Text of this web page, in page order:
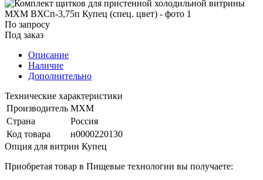
По запросу
Под заказ
Описание
Наличие
Дополнительно
Технические характеристики
Производитель МХМ
Страна
Россия
Код товара
н0000220130
Опция для витрин Купец
Приобретая товар в Пищевые технологии вы получаете: